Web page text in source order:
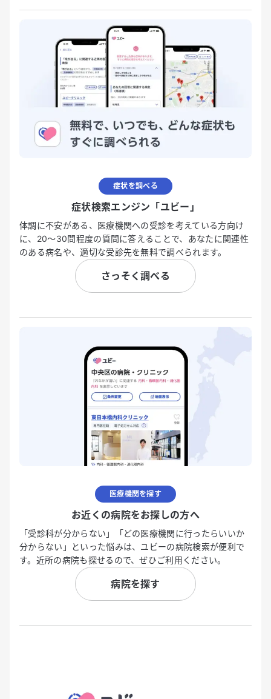
症状を調べる
症状検索エンジン「ユビー」
体調に不安がある、医療機関への受診を考えている方向け
に、20〜30問程度の質問に答えることで、あなたに関連性
のある病名や、適切な受診先を無料で調べられます。
さっそく調べる
医療機関を探す
お近くの病院をお探しの方へ
「受診科が分からない」「どの医療機関に行ったらいいか
分からない」といった悩みは、ユビーの病院検索が便利で
す。近所の病院も探せるので、ぜひご利用ください。
病院を探す